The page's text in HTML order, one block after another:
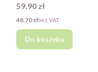
Cena
59,90 zł
Cena
48,70 złbez VAT
Do koszyka